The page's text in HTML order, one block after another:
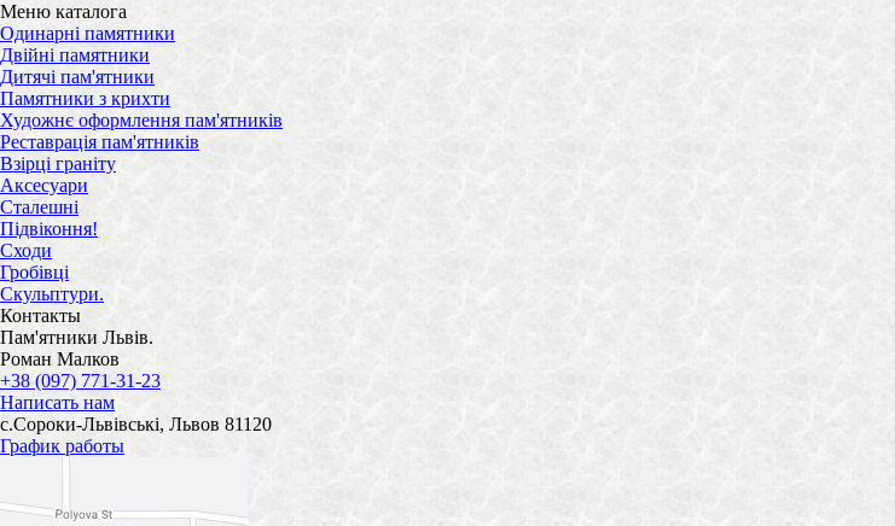
Меню каталога
Одинарні памятники
Двійні памятники
Дитячі пам'ятники
Памятники з крихти
Художнє оформлення пам'ятників
Реставрація пам'ятників
Взірці граніту
Аксесуари
Сталешні
Підвіконня!
Сходи
Гробівці
Скульптури.
Контакты
Пам'ятники Львів.
Роман Малков
+38 (097) 771-31-23
Написать нам
с.Сороки-Львівські, Львов 81120
График работы